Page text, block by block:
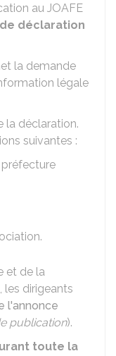
au JOAFE
déclaration
la demande
légale
la déclaration.
suivantes :
et de la
les dirigeants
l'annonce
publication).
toute la